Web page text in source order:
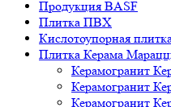
Продукция BASF
Плитка ПВХ
Кислотоупорная
Плитка Керама
Керамогранит
Керамогранит
Керамогранит